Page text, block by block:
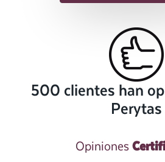
500 clientes han
Perytas
Opiniones